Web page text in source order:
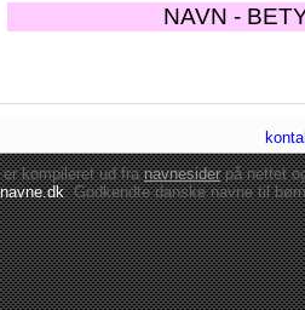
NAVN -
er kompileret ud franavnesiderpå nettet
: Godkendte danskenavne til børn